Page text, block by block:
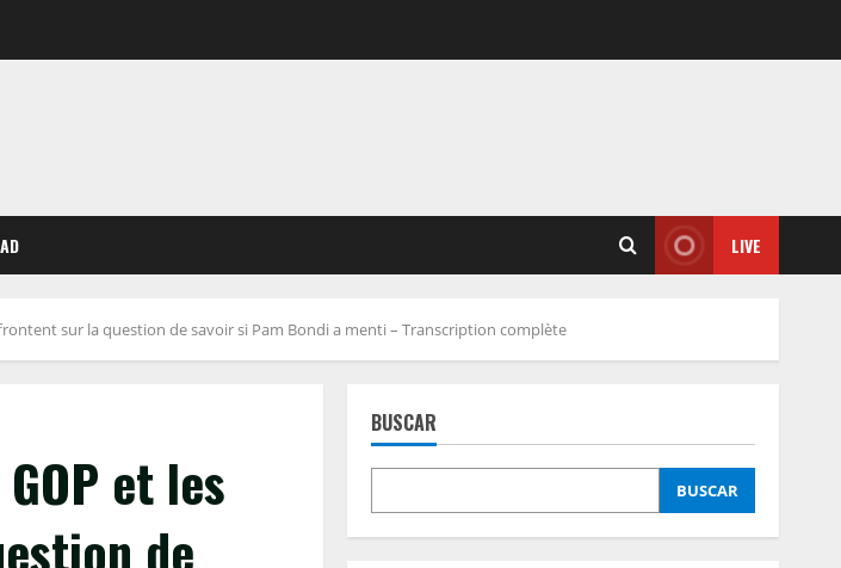
LIVE
sur la question de savoir si Pam Bondi a menti – Transcription complète
et les
de
BUSCAR
BUSCAR